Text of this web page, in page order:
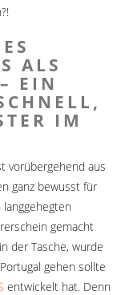
ALS
EIN
IM
vorübergehend aus
ganz bewusst für
gemacht
der Tasche, wurde
gehen sollte
entwickelt hat. Denn